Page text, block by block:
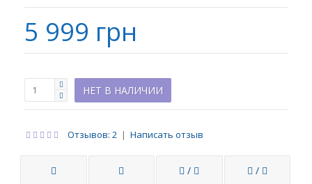
5 999 грн
НЕТ В НАЛИЧИИ
Отзывов: 2 | Написать отзыв
/ /